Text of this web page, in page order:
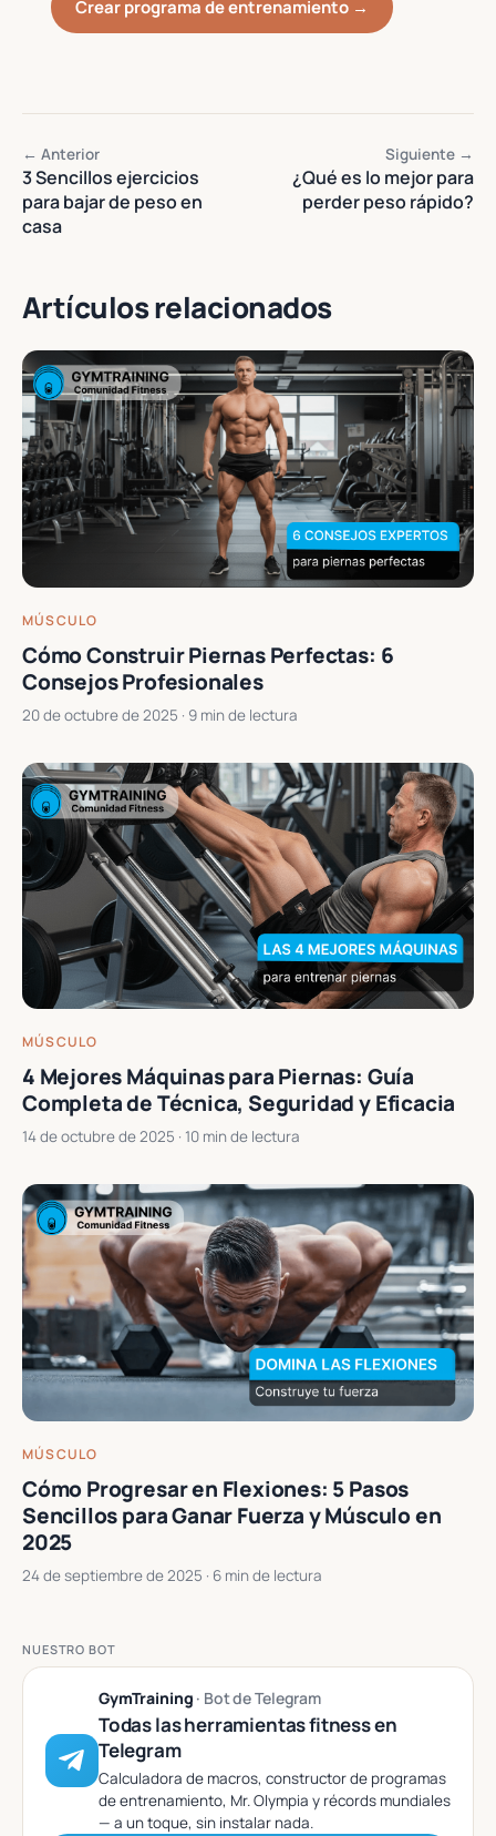
Crear programa de entrenamiento →
← Anterior
3 Sencillos ejercicios
para bajar de peso en
casa
Siguiente →
¿Qué es lo mejor para
perder peso rápido?
Artículos relacionados
MÚSCULO
Cómo Construir Piernas Perfectas: 6
Consejos Profesionales
20 de octubre de 2025 · 9 min de lectura
MÚSCULO
4 Mejores Máquinas para Piernas: Guía
Completa de Técnica, Seguridad y Eficacia
14 de octubre de 2025 · 10 min de lectura
MÚSCULO
Cómo Progresar en Flexiones: 5 Pasos
Sencillos para Ganar Fuerza y Músculo en
2025
24 de septiembre de 2025 · 6 min de lectura
NUESTRO BOT
GymTraining · Bot de Telegram
Todas las herramientas fitness en
Telegram
Calculadora de macros, constructor de programas
de entrenamiento, Mr. Olympia y récords mundiales
— a un toque, sin instalar nada.